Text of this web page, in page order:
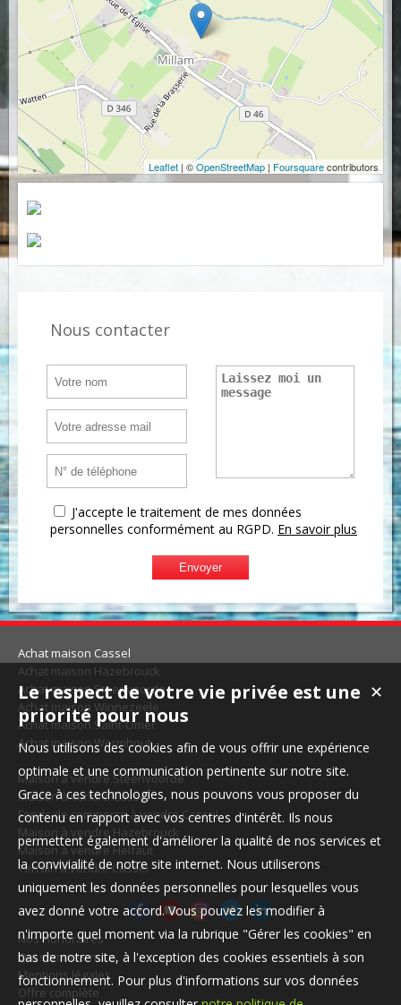
Leaflet | ©OpenStreetMap | Foursquarecontributors
Nous contacter
J'accepte le traitement de mes données
personnelles conformément au RGPD. En savoir plus
Achat maison Cassel
Achat maison Hazebrouck
Achat maison Steenvoorde
Achat maison Winnezeele
Achat maison Saint-Omer
Achat maison Wormhout
Maison à vendre Steenvoorde
Maison à vendre Cassel
Fonds de commerce à vendre Cassel
Maison à vendre Hazebrouck
Maison à vendre Helfaut
Terrain à vendre Cassel
Nos Honoraires
Qui sommes-nous
Mentions légales
Offre complète
✕
Le respect de votre vie privée est une
priorité pour nous
Nous utilisons des cookies afin de vous offrir une expérience
optimale et une communication pertinente sur notre site.
Grace à ces technologies, nous pouvons vous proposer du
contenu en rapport avec vos centres d'intérêt. Ils nous
permettent également d'améliorer la qualité de nos services et
la convivialité de notre site internet. Nous utiliserons
uniquement les données personnelles pour lesquelles vous
avez donné votre accord. Vous pouvez les modifier à
n'importe quel moment via la rubrique "Gérer les cookies" en
bas de notre site, à l'exception des cookies essentiels à son
fonctionnement. Pour plus d'informations sur vos données